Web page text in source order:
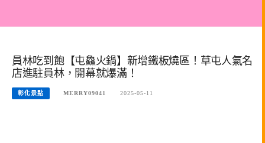
員林吃到飽【屯鱻火鍋】新增鐵板燒區！草屯人氣名
店進駐員林，開幕就爆滿！
彰化景點 MERRY09041 2025-05-11